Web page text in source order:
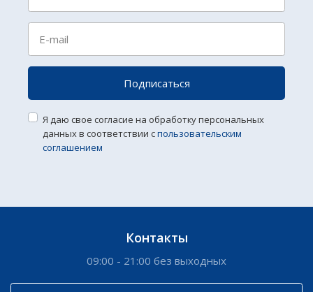
Подписаться
Я даю свое согласие на обработку персональных
данных в соответствии спользовательским
соглашением
Контакты
09:00 - 21:00 без выходных